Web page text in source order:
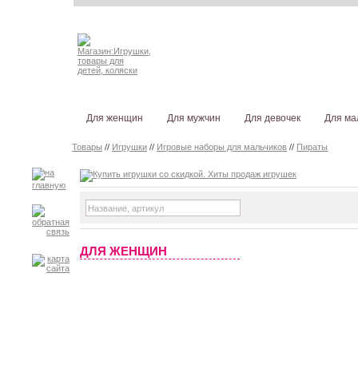
Для женщин Для мужчин Для девочек Для
Товары // Игрушки // Игровые наборы для мальчиков // Пираты
ДЛЯ ЖЕНЩИН